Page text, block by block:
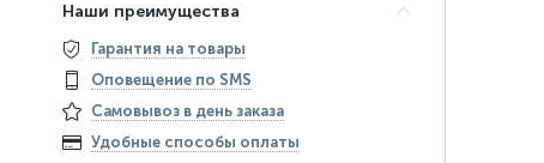
Наши преимущества
Гарантия на товары
Оповещение по SMS
Самовывоз в день заказа
Удобные способы оплаты